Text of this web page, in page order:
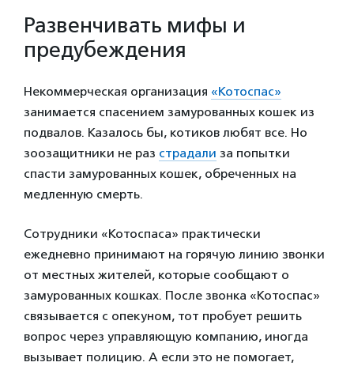
Развенчивать мифы и
предубеждения
Некоммерческая организация «Котоспас»
занимается спасением замурованных кошек из
подвалов. Казалось бы, котиков любят все. Но
зоозащитники не раз страдали за попытки
спасти замурованных кошек, обреченных на
медленную смерть.
Сотрудники «Котоспаса» практически
ежедневно принимают на горячую линию звонки
от местных жителей, которые сообщают о
замурованных кошках. После звонка «Котоспас»
связывается с опекуном, тот пробует решить
вопрос через управляющую компанию, иногда
вызывает полицию. А если это не помогает,